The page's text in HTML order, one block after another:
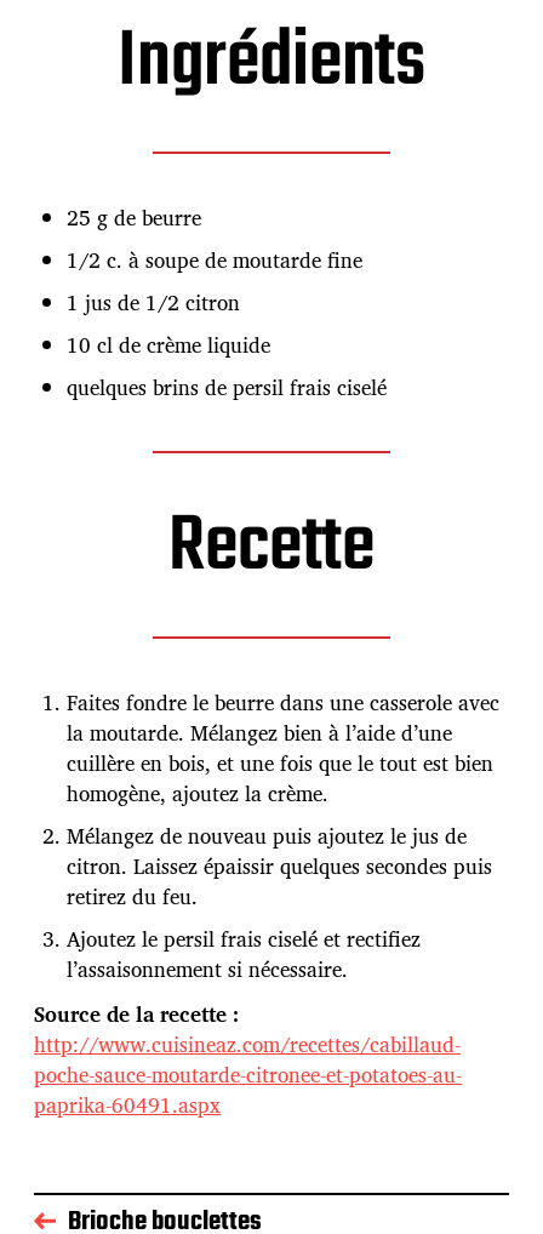
Ingrédients
25 g de beurre
1/2 c. à soupe de moutarde fine
1 jus de 1/2 citron
10 cl de crème liquide
quelques brins de persil frais ciselé
Recette
Faites fondre le beurre dans une casserole avec
la moutarde. Mélangez bien à l’aide d’une
cuillère en bois, et une fois que le tout est bien
homogène, ajoutez la crème.
Mélangez de nouveau puis ajoutez le jus de
citron. Laissez épaissir quelques secondes puis
retirez du feu.
Ajoutez le persil frais ciselé et rectifiez
l’assaisonnement si nécessaire.
Source de la recette :
http://www.cuisineaz.com/recettes/cabillaud-
poche-sauce-moutarde-citronee-et-potatoes-au-
paprika-60491.aspx
Brioche bouclettes